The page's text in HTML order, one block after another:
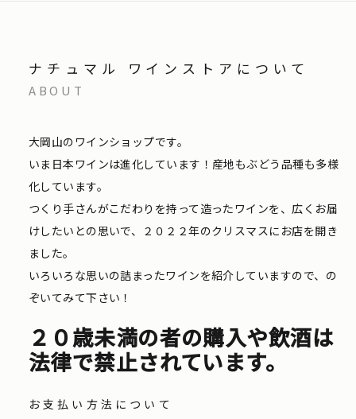
ナチュマル ワインストアについて
ABOUT
大岡山のワインショップです。
いま日本ワインは進化しています！産地もぶどう品種も多様
化しています。
つくり手さんがこだわりを持って造ったワインを、広くお届
けしたいとの思いで、２０２２年のクリスマスにお店を開き
ました。
いろいろな思いの詰まったワインを紹介していますので、の
ぞいてみて下さい！
２０歳未満の者の購入や飲酒は
法律で禁止されています。
お支払い方法について